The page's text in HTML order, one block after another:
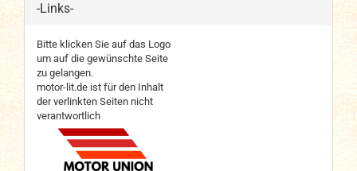
-Links-
Bitte klicken Sie auf das Logo
um auf die gewünschte Seite
zu gelangen.
motor-lit.de ist für den Inhalt
der verlinkten Seiten nicht
verantwortlich